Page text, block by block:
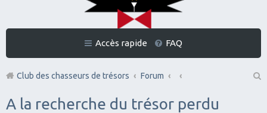
Accès rapide FAQ
Club des chasseurs de trésors
Forum
A la recherche du trésor perdu